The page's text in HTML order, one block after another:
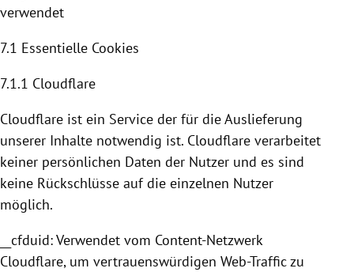
verwendet
7.1 Essentielle Cookies
7.1.1 Cloudflare
Cloudflare ist ein Service der für die Auslieferung
unserer Inhalte notwendig ist. Cloudflare verarbeitet
keiner persönlichen Daten der Nutzer und es sind
keine Rückschlüsse auf die einzelnen Nutzer
möglich.
__cfduid: Verwendet vom Content-Netzwerk
Cloudflare, um vertrauenswürdigen Web-Traffic zu